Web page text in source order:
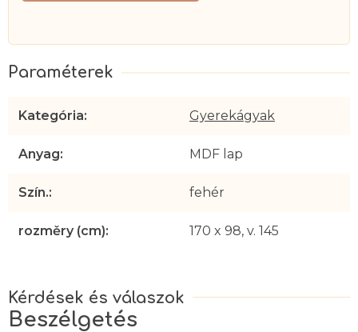
Beszélgetés
Kategória: Gyerekágyak
Anyag: MDF lap
Szín.: fehér
rozměry (cm): 170 x 98, v. 145